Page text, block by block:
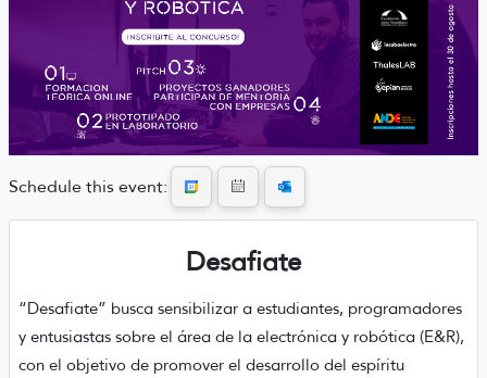
Schedule this event:
Desafiate
“Desafiate” busca sensibilizar a estudiantes, programadores
y entusiastas sobre el área de la electrónica y robótica (E&R),
con el objetivo de promover el desarrollo del espíritu